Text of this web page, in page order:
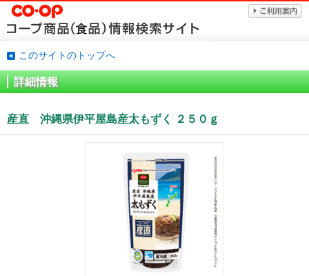
このサイトのトップへ
詳細情報
産直 沖縄県伊平屋島産太もずく ２５０ｇ